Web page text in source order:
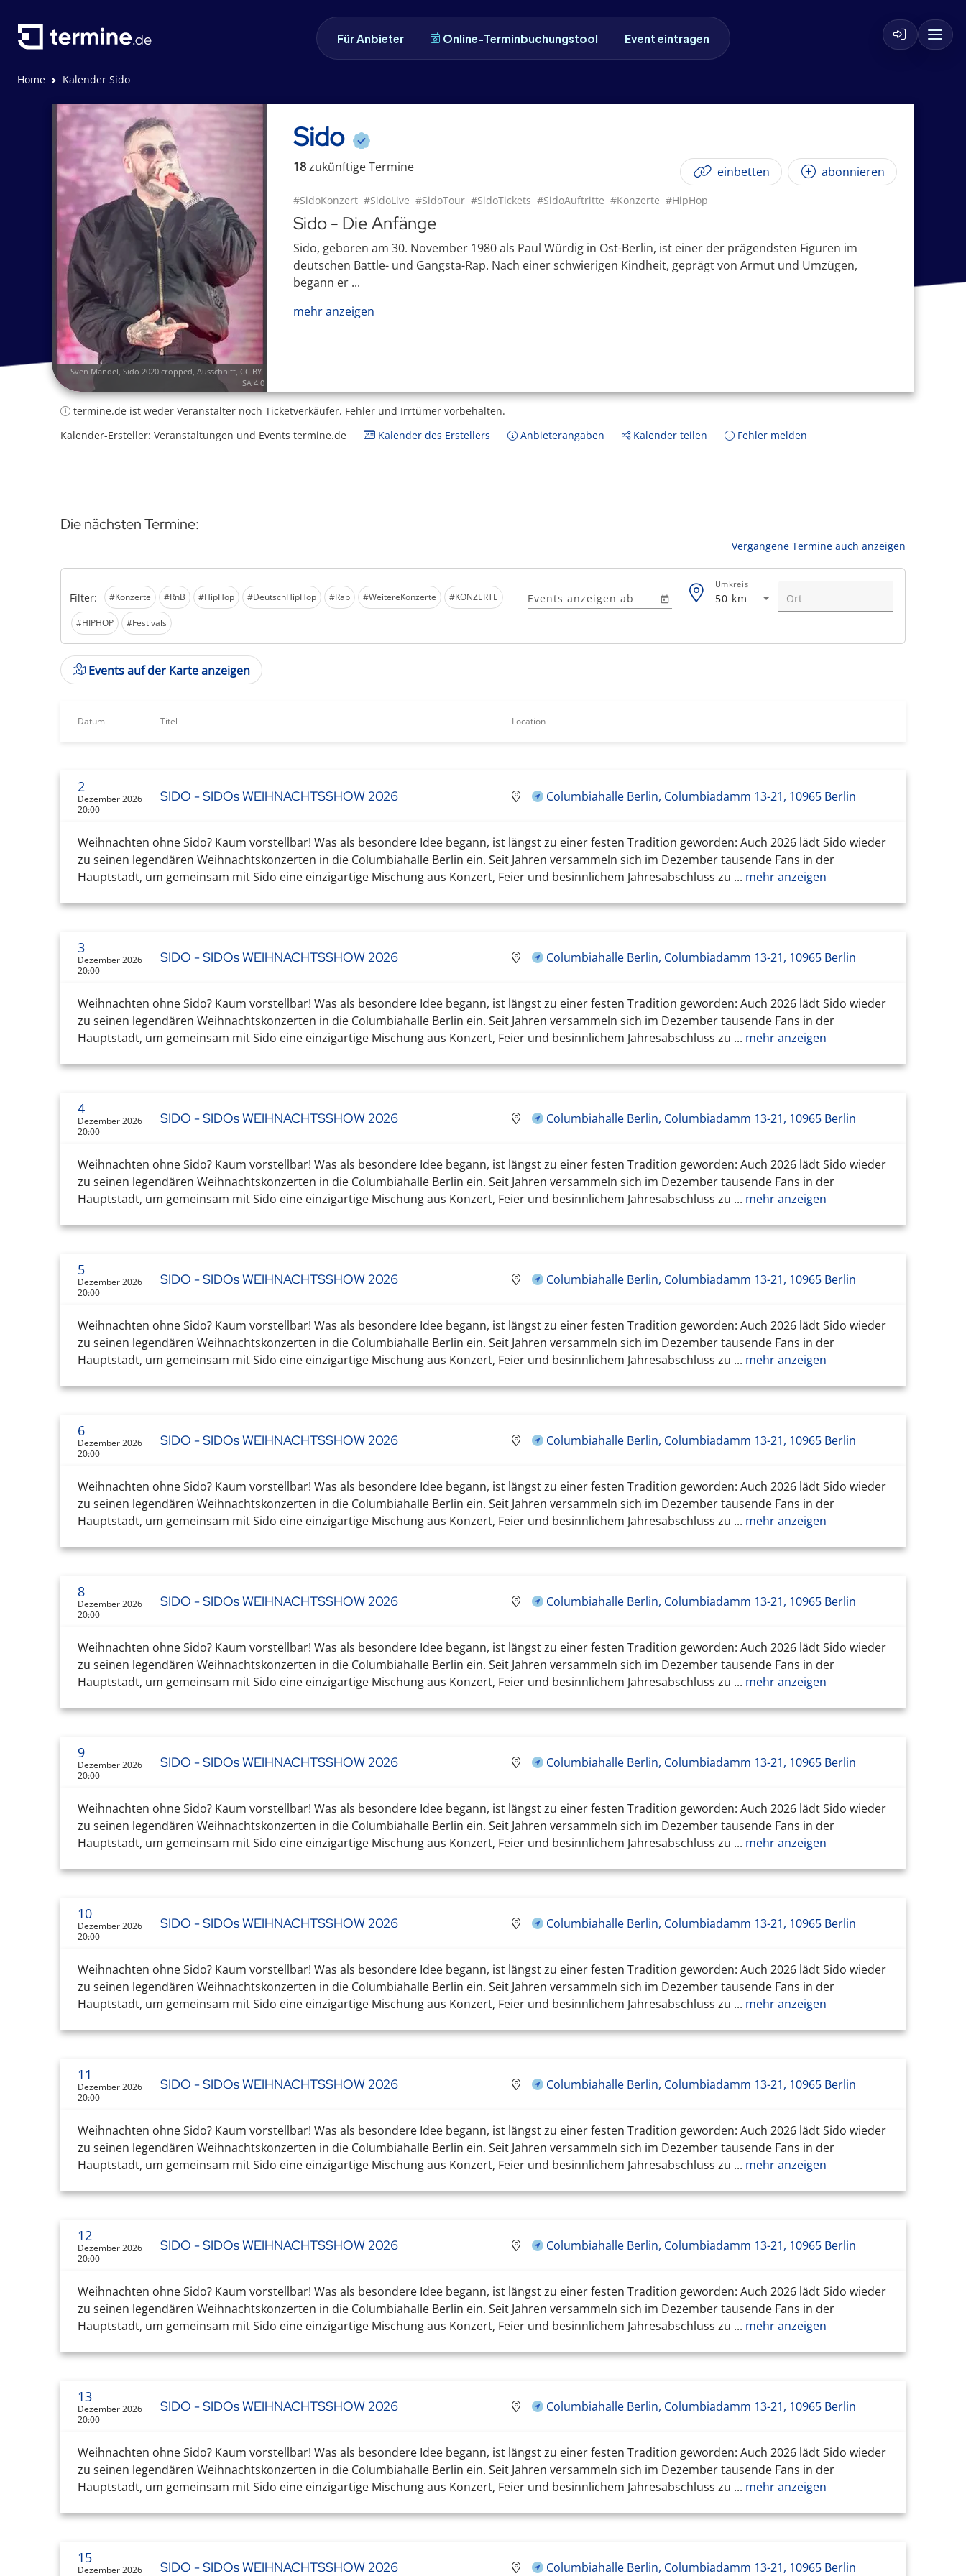
Für Anbieter Online-Terminbuchungstool Event eintragen
Home Kalender Sido
Sven Mandel, Sido 2020 cropped, Ausschnitt, CC BY-
SA 4.0
Sido
18zukünftigeTermine einbetten abonnieren
#SidoKonzert #SidoLive #SidoTour #SidoTickets #SidoAuftritte #Konzerte #HipHop
Sido - Die Anfänge
Sido, geboren am 30. November 1980 als Paul Würdig in Ost-Berlin, ist einer der prägendsten Figuren im
deutschen Battle- und Gangsta-Rap. Nach einer schwierigen Kindheit, geprägt von Armut und Umzügen,
begann er ...
mehr anzeigen
termine.de ist weder Veranstalter noch Ticketverkäufer. Fehler und Irrtümer vorbehalten.
Kalender-Ersteller: Veranstaltungen und Events termine.de
Kalender des Erstellers Anbieterangaben Kalender teilen Fehler melden
Die nächsten Termine:
Vergangene Termine auch anzeigen
Filter: #Konzerte #RnB #HipHop #DeutschHipHop #Rap #WeitereKonzerte #KONZERTE
#HIPHOP #Festivals
Events anzeigen ab 50 km
Umkreis
Events auf der Karte anzeigen
Datum Titel Location
2
Dezember 2026
20:00
SIDO - SIDOs WEIHNACHTSSHOW 2026 Columbiahalle Berlin, Columbiadamm 13-21, 10965 Berlin
Weihnachten ohne Sido? Kaum vorstellbar! Was als besondere Idee begann, ist längst zu einer festen Tradition geworden: Auch 2026 lädt Sido wieder
zu seinen legendären Weihnachtskonzerten in die Columbiahalle Berlin ein. Seit Jahren versammeln sich im Dezember tausende Fans in der
Hauptstadt, um gemeinsam mit Sido eine einzigartige Mischung aus Konzert, Feier und besinnlichem Jahresabschluss zu ... mehr anzeigen
3
Dezember 2026
20:00
SIDO - SIDOs WEIHNACHTSSHOW 2026 Columbiahalle Berlin, Columbiadamm 13-21, 10965 Berlin
Weihnachten ohne Sido? Kaum vorstellbar! Was als besondere Idee begann, ist längst zu einer festen Tradition geworden: Auch 2026 lädt Sido wieder
zu seinen legendären Weihnachtskonzerten in die Columbiahalle Berlin ein. Seit Jahren versammeln sich im Dezember tausende Fans in der
Hauptstadt, um gemeinsam mit Sido eine einzigartige Mischung aus Konzert, Feier und besinnlichem Jahresabschluss zu ... mehr anzeigen
4
Dezember 2026
20:00
SIDO - SIDOs WEIHNACHTSSHOW 2026 Columbiahalle Berlin, Columbiadamm 13-21, 10965 Berlin
Weihnachten ohne Sido? Kaum vorstellbar! Was als besondere Idee begann, ist längst zu einer festen Tradition geworden: Auch 2026 lädt Sido wieder
zu seinen legendären Weihnachtskonzerten in die Columbiahalle Berlin ein. Seit Jahren versammeln sich im Dezember tausende Fans in der
Hauptstadt, um gemeinsam mit Sido eine einzigartige Mischung aus Konzert, Feier und besinnlichem Jahresabschluss zu ... mehr anzeigen
5
Dezember 2026
20:00
SIDO - SIDOs WEIHNACHTSSHOW 2026 Columbiahalle Berlin, Columbiadamm 13-21, 10965 Berlin
Weihnachten ohne Sido? Kaum vorstellbar! Was als besondere Idee begann, ist längst zu einer festen Tradition geworden: Auch 2026 lädt Sido wieder
zu seinen legendären Weihnachtskonzerten in die Columbiahalle Berlin ein. Seit Jahren versammeln sich im Dezember tausende Fans in der
Hauptstadt, um gemeinsam mit Sido eine einzigartige Mischung aus Konzert, Feier und besinnlichem Jahresabschluss zu ... mehr anzeigen
6
Dezember 2026
20:00
SIDO - SIDOs WEIHNACHTSSHOW 2026 Columbiahalle Berlin, Columbiadamm 13-21, 10965 Berlin
Weihnachten ohne Sido? Kaum vorstellbar! Was als besondere Idee begann, ist längst zu einer festen Tradition geworden: Auch 2026 lädt Sido wieder
zu seinen legendären Weihnachtskonzerten in die Columbiahalle Berlin ein. Seit Jahren versammeln sich im Dezember tausende Fans in der
Hauptstadt, um gemeinsam mit Sido eine einzigartige Mischung aus Konzert, Feier und besinnlichem Jahresabschluss zu ... mehr anzeigen
8
Dezember 2026
20:00
SIDO - SIDOs WEIHNACHTSSHOW 2026 Columbiahalle Berlin, Columbiadamm 13-21, 10965 Berlin
Weihnachten ohne Sido? Kaum vorstellbar! Was als besondere Idee begann, ist längst zu einer festen Tradition geworden: Auch 2026 lädt Sido wieder
zu seinen legendären Weihnachtskonzerten in die Columbiahalle Berlin ein. Seit Jahren versammeln sich im Dezember tausende Fans in der
Hauptstadt, um gemeinsam mit Sido eine einzigartige Mischung aus Konzert, Feier und besinnlichem Jahresabschluss zu ... mehr anzeigen
9
Dezember 2026
20:00
SIDO - SIDOs WEIHNACHTSSHOW 2026 Columbiahalle Berlin, Columbiadamm 13-21, 10965 Berlin
Weihnachten ohne Sido? Kaum vorstellbar! Was als besondere Idee begann, ist längst zu einer festen Tradition geworden: Auch 2026 lädt Sido wieder
zu seinen legendären Weihnachtskonzerten in die Columbiahalle Berlin ein. Seit Jahren versammeln sich im Dezember tausende Fans in der
Hauptstadt, um gemeinsam mit Sido eine einzigartige Mischung aus Konzert, Feier und besinnlichem Jahresabschluss zu ... mehr anzeigen
10
Dezember 2026
20:00
SIDO - SIDOs WEIHNACHTSSHOW 2026 Columbiahalle Berlin, Columbiadamm 13-21, 10965 Berlin
Weihnachten ohne Sido? Kaum vorstellbar! Was als besondere Idee begann, ist längst zu einer festen Tradition geworden: Auch 2026 lädt Sido wieder
zu seinen legendären Weihnachtskonzerten in die Columbiahalle Berlin ein. Seit Jahren versammeln sich im Dezember tausende Fans in der
Hauptstadt, um gemeinsam mit Sido eine einzigartige Mischung aus Konzert, Feier und besinnlichem Jahresabschluss zu ... mehr anzeigen
11
Dezember 2026
20:00
SIDO - SIDOs WEIHNACHTSSHOW 2026 Columbiahalle Berlin, Columbiadamm 13-21, 10965 Berlin
Weihnachten ohne Sido? Kaum vorstellbar! Was als besondere Idee begann, ist längst zu einer festen Tradition geworden: Auch 2026 lädt Sido wieder
zu seinen legendären Weihnachtskonzerten in die Columbiahalle Berlin ein. Seit Jahren versammeln sich im Dezember tausende Fans in der
Hauptstadt, um gemeinsam mit Sido eine einzigartige Mischung aus Konzert, Feier und besinnlichem Jahresabschluss zu ... mehr anzeigen
12
Dezember 2026
20:00
SIDO - SIDOs WEIHNACHTSSHOW 2026 Columbiahalle Berlin, Columbiadamm 13-21, 10965 Berlin
Weihnachten ohne Sido? Kaum vorstellbar! Was als besondere Idee begann, ist längst zu einer festen Tradition geworden: Auch 2026 lädt Sido wieder
zu seinen legendären Weihnachtskonzerten in die Columbiahalle Berlin ein. Seit Jahren versammeln sich im Dezember tausende Fans in der
Hauptstadt, um gemeinsam mit Sido eine einzigartige Mischung aus Konzert, Feier und besinnlichem Jahresabschluss zu ... mehr anzeigen
13
Dezember 2026
20:00
SIDO - SIDOs WEIHNACHTSSHOW 2026 Columbiahalle Berlin, Columbiadamm 13-21, 10965 Berlin
Weihnachten ohne Sido? Kaum vorstellbar! Was als besondere Idee begann, ist längst zu einer festen Tradition geworden: Auch 2026 lädt Sido wieder
zu seinen legendären Weihnachtskonzerten in die Columbiahalle Berlin ein. Seit Jahren versammeln sich im Dezember tausende Fans in der
Hauptstadt, um gemeinsam mit Sido eine einzigartige Mischung aus Konzert, Feier und besinnlichem Jahresabschluss zu ... mehr anzeigen
15
Dezember 2026
SIDO - SIDOs WEIHNACHTSSHOW 2026 Columbiahalle Berlin, Columbiadamm 13-21, 10965 Berlin